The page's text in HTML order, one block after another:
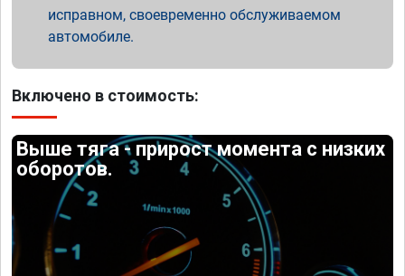
исправном, своевременно обслуживаемом
автомобиле.
Включено в стоимость:
Выше тяга - прирост момента с низких
оборотов.